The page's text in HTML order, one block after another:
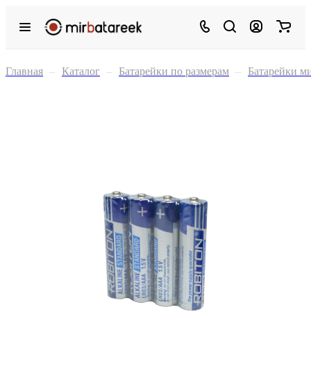
Главная – Каталог – Батарейки по размерам – Батарейки